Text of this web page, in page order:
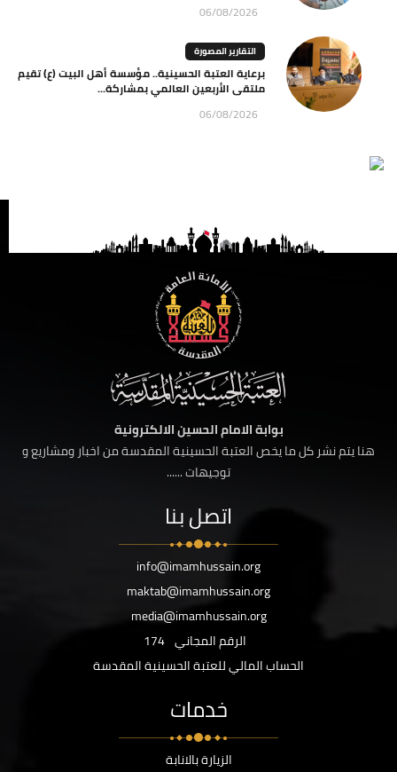
06/08/2026
التقارير المصورة
برعاية العتبة الحسينية.. مؤسسة أهل البيت (ع) تقيم
ملتقى الأربعين العالمي بمشاركة...
06/08/2026
بوابة الامام الحسين الالكترونية
هنا يتم نشر كل ما يخص العتبة الحسينية المقدسة من اخبار ومشاريع و
توجيهات ......
اتصل بنا
info@imamhussain.org
maktab@imamhussain.org
media@imamhussain.org
الرقم المجاني 174
الحساب المالي للعتبة الحسينية المقدسة
خدمات
الزيارة بالانابة